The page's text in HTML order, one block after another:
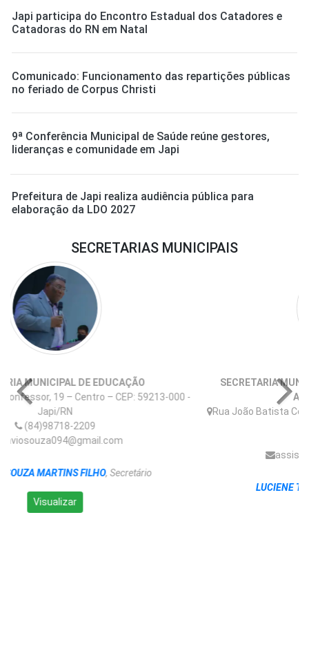
Japi participa do Encontro Estadual dos Catadores e
Catadoras do RN em Natal
Comunicado: Funcionamento das repartições públicas
no feriado de Corpus Christi
9ª Conferência Municipal de Saúde reúne gestores,
lideranças e comunidade em Japi
Prefeitura de Japi realiza audiência pública para
elaboração da LDO 2027
SECRETARIAS MUNICIPAIS
SECRETARIA MUNICIPAL DE TRABALHO, HABITAÇÃO E
ASSISTÊNCIA SOCIAL
Rua João Batista Confessor, 19 – Centro – CEP: 59213-000 -
(84)98607-0621